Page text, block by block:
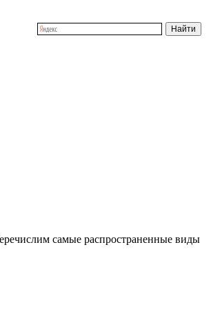
самые распространенные виды